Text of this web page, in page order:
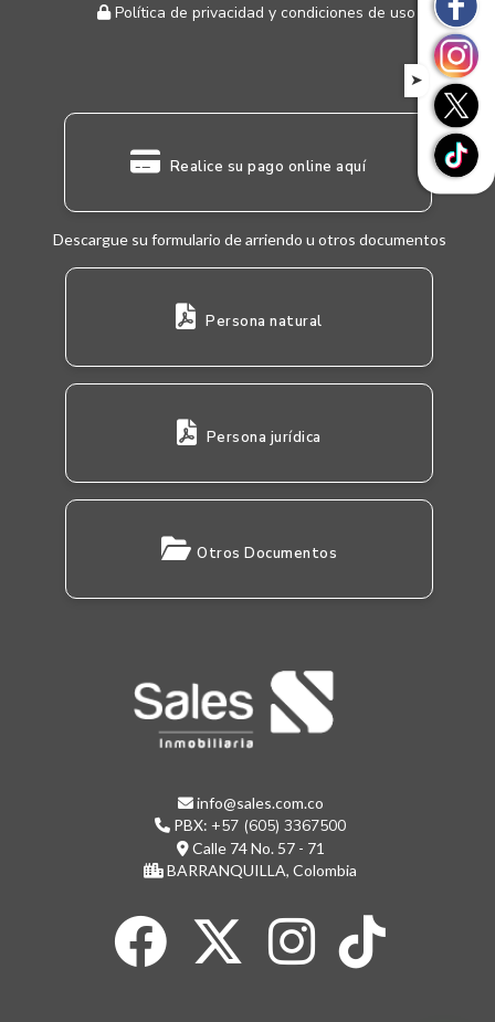
Política de privacidad y condiciones de uso
Realice su pago online aquí
Descargue su formulario de arriendo u otros documentos
Persona natural
Persona jurídica
Otros Documentos
info@sales.com.co
PBX: +57 (605) 3367500
Calle 74 No. 57 - 71
BARRANQUILLA, Colombia
➤